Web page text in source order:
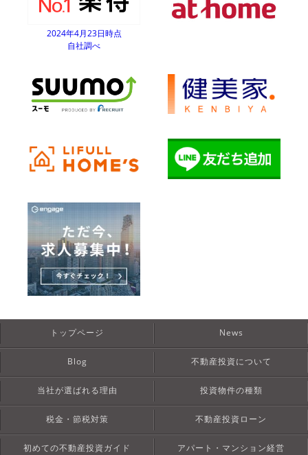
2024年4月23日時点
自社調べ
トップページ News
Blog 不動産投資について
当社が選ばれる理由 投資物件の種類
税金・節税対策 不動産投資ローン
初めての不動産投資ガイド アパート・マンション経営